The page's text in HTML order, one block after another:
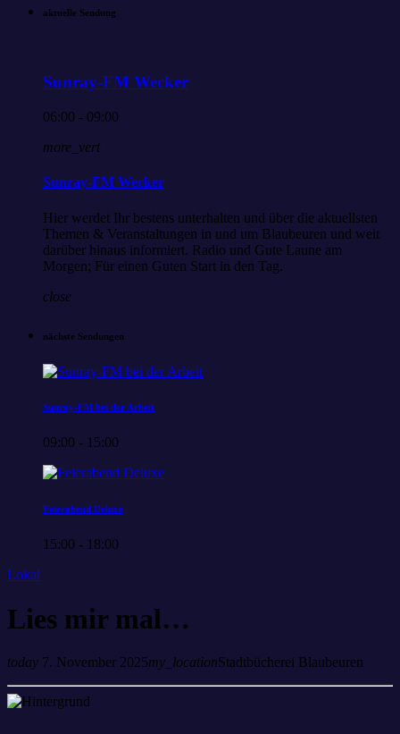
aktuelle Sendung
Sunray-FM Wecker
06:00 - 09:00
more_vert
Sunray-FM Wecker
Hier werdet Ihr bestens unterhalten und über die aktuellsten
Themen & Veranstaltungen in und um Blaubeuren und weit
darüber hinaus informiert. Radio und Gute Laune am
Morgen; Für einen Guten Start in den Tag.
close
nächste Sendungen
Sunray-FM bei der Arbeit
09:00 - 15:00
Feierabend Deluxe
15:00 - 18:00
Lokal
Lies mir mal…
today 7. November 2025my_locationStadtbücherei Blaubeuren